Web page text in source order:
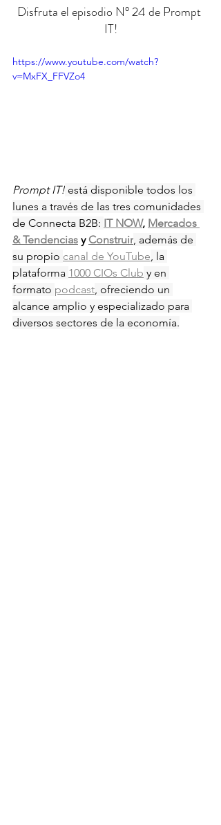
Disfruta el episodio N° 24 de Prompt
IT!
https://www.youtube.com/watch?
v=MxFX_FFVZo4
Prompt IT! está disponible todos los
lunes a través de las tres comunidades
de Connecta B2B: IT NOW, Mercados
& Tendencias y Construir , además de
su propio canal de YouTube , la
plataforma 1000 CIOs Club y en
formato podcast , ofreciendo un
alcance amplio y especializado para
diversos sectores de la economía.